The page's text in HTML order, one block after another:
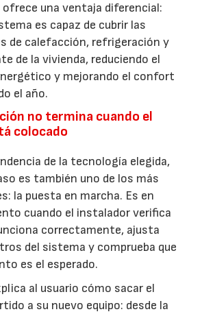
una ventaja diferencial:
es capaz de cubrir las
de calefacción, refrigeración y
de la vivienda, reduciendo el
y mejorando el confort
el año.
no termina cuando el
colocado
de la tecnología elegida,
es también uno de los más
la puesta en marcha. Es en
cuando el instalador verifica
correctamente, ajusta
del sistema y comprueba que
es el esperado.
al usuario cómo sacar el
a su nuevo equipo: desde la